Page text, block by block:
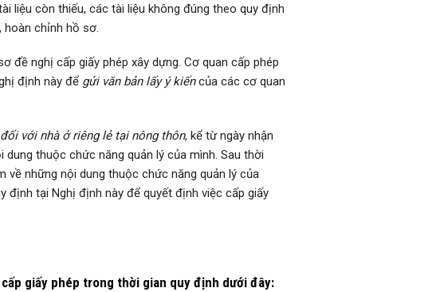
liệu còn thiếu, các tài liệu không đúng theo quy định
chỉnh hồ sơ.
đề nghị cấp giấy phép xây dựng. Cơ quan cấp phép
định này để gửi văn bản lấy ý kiếncủa các cơ quan
với nhà ở riêng lẻ tại nông thôn, kể từ ngày nhận
thuộc chức năng quản lý của mình. Sau thời
về những nội dung thuộc chức năng quản lý của
định tại Nghị định này để quyết định việc cấp giấy
giấy phép trong thời gian quy định dưới đây: